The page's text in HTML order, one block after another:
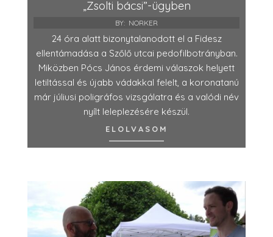
„Zsolti bácsi”-ügyben
BY: NORKER
24 óra alatt bizonytalanodott el a Fidesz
ellentámadása a Szőlő utcai pedofilbotrányban.
Miközben Pócs János érdemi válaszok helyett
letiltással és újabb vádakkal felelt, a koronatanú
már júliusi poligráfos vizsgálatra és a valódi név
nyílt leleplezésére készül.
ELOLVASOM